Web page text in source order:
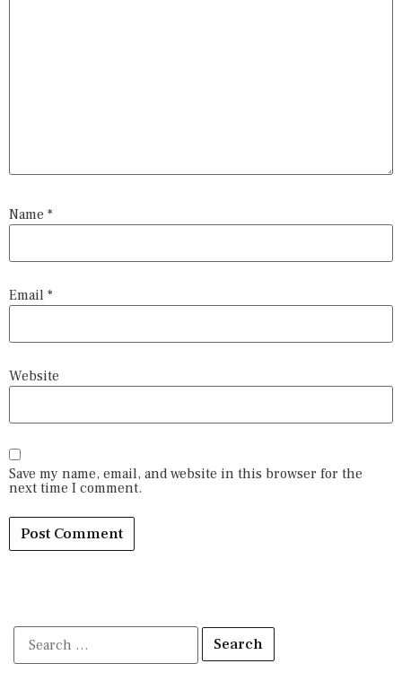
Name *
Email *
Website
Save my name, email, and website in this browser for the
next time I comment.